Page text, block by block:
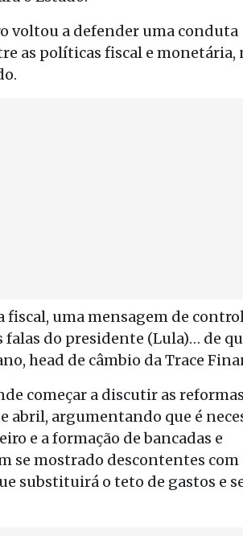
voltou a defender uma conduta
as políticas fiscal e monetária,
fiscal, uma mensagem de
falas do presidente (Lula)… de
head de câmbio da Trace
começar a discutir as reformas
abril, argumentando que é
e a formação de bancadas e
se mostrado descontentes com
substituirá o teto de gastos e